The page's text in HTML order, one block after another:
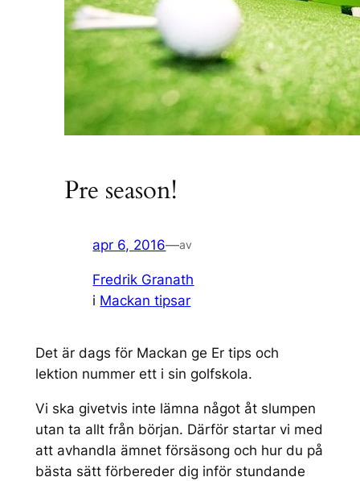
Pre season!
apr 6, 2016—av
Fredrik Granath
i Mackan tipsar
Det är dags för Mackan ge Er tips och
lektion nummer ett i sin golfskola.
Vi ska givetvis inte lämna något åt slumpen
utan ta allt från början. Därför startar vi med
att avhandla ämnet försäsong och hur du på
bästa sätt förbereder dig inför stundande